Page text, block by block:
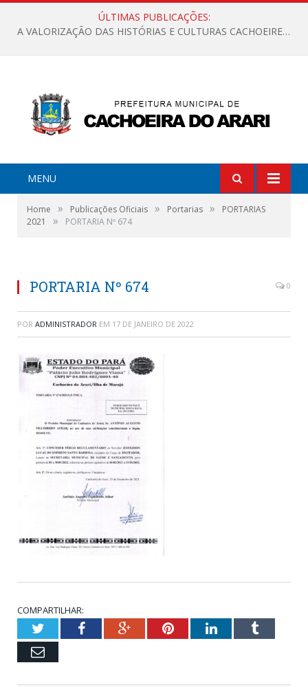
ÚLTIMAS PUBLICAÇÕES:
A VALORIZAÇÃO DAS HISTÓRIAS E CULTURAS CACHOEIRENSES
MENU
Home » Publicações Oficiais » Portarias »
PORTARIAS
2021
» PORTARIA Nº 674
PORTARIA Nº 674 0
POR ADMINISTRADOR EM 17 DE JANEIRO DE 2022
COMPARTILHAR:
TwitterFacebookGoogle+PinterestLinkedInTumblr
Email